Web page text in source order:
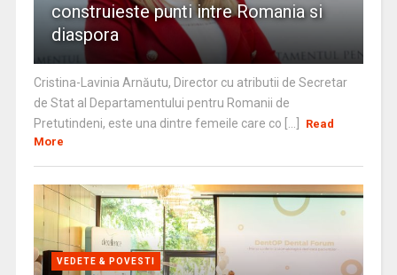
construieste punti intre Romania si
diaspora
Cristina-Lavinia Arnăutu, Director cu atributii de Secretar
de Stat al Departamentului pentru Romanii de
Pretutindeni, este una dintre femeile care co [...]
Read
More
VEDETE & POVESTI